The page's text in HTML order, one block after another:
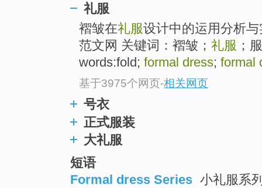
礼服
褶皱在礼服设计中的运用分析
范文网 关键词：褶皱； 礼服 ；
words:fold; formal dress; formal
基于3975个网页-相关网页
号衣
正式服装
大礼服
短语
Formal dress Series 小礼服系